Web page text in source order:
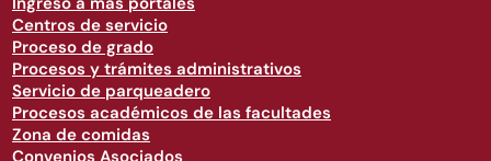
Centros de servicio
Proceso de grado
Procesos y trámites administrativos
Servicio de parqueadero
Procesos académicos de las facultades
Zona de comidas
Convenios Asociados